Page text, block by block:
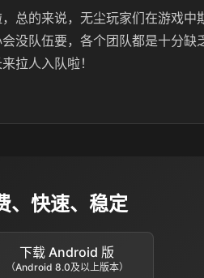
总的来说，无尘玩家们在游戏中
没队伍要，各个团队都是十分缺
拉人入队啦！
、快速、稳定
下载 Android 版
（Android 8.0及以上版本）